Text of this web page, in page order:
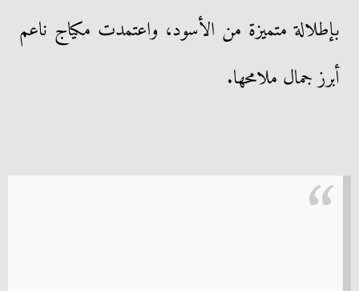
بإطلالة متميزة من الأسود، واعتمدت مكياج ناعم
أبرز جمال ملامحها.